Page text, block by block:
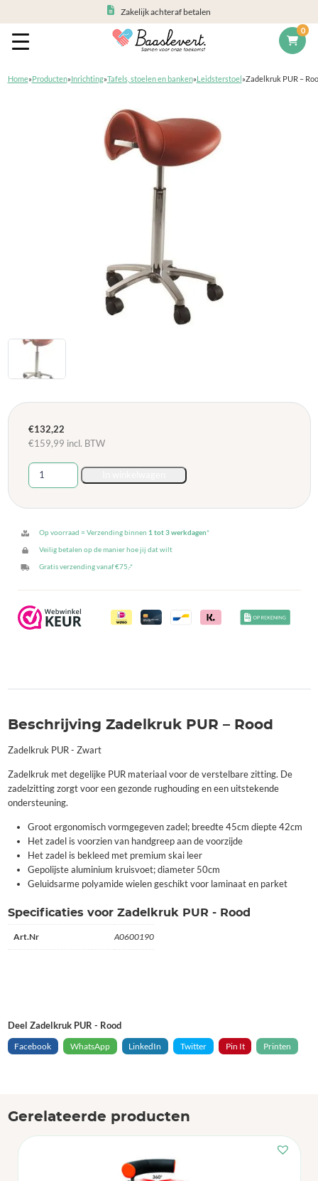
0
Zakelijk achteraf betalen
Home»Producten»Inrichting»Tafels, stoelen en banken»Leidsterstoel»Zadelkruk PUR –
€132,22
€159,99 incl. BTW
Zadelkruk
PUR
Rood
Op voorraad = Verzending binnen 1 tot 3 werkdagen*
Veilig betalen op de manier hoe jij dat wilt
Gratis verzending vanaf €75,-*
Beschrijving Zadelkruk PUR – Rood
Zadelkruk PUR - Zwart
Zadelkruk met degelijke PUR materiaal voor de verstelbare zitting. De
zadelzitting zorgt voor een gezonde rughouding en een uitstekende
ondersteuning.
Groot ergonomisch vormgegeven zadel; breedte 45cm diepte 42cm
Het zadel is voorzien van handgreep aan de voorzijde
Het zadel is bekleed met premium skai leer
Gepolijste aluminium kruisvoet; diameter 50cm
Geluidsarme polyamide wielen geschikt voor laminaat en parket
Specificaties voor Zadelkruk PUR - Rood
Art.Nr A0600190
Deel Zadelkruk PUR - Rood
Facebook
WhatsApp LinkedIn Twitter Pin It Printen
Gerelateerde producten